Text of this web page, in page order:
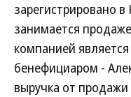
зарегистрировано
занимается
компанией
бенефициаром -
выручка от